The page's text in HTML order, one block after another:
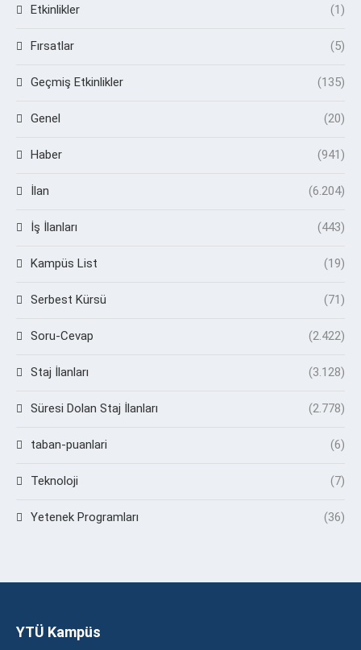
Etkinlikler (1)
Fırsatlar (5)
Geçmiş Etkinlikler (135)
Genel (20)
Haber (941)
İlan (6.204)
İş İlanları (443)
Kampüs List (19)
Serbest Kürsü (71)
Soru-Cevap (2.422)
Staj İlanları (3.128)
Süresi Dolan Staj İlanları (2.778)
taban-puanlari (6)
Teknoloji (7)
Yetenek Programları (36)
YTÜ Kampüs